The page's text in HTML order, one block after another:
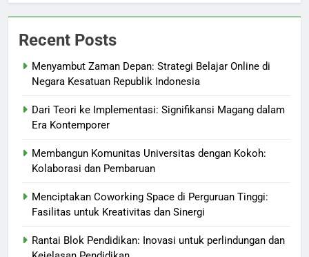
Recent Posts
Menyambut Zaman Depan: Strategi Belajar Online di
Negara Kesatuan Republik Indonesia
Dari Teori ke Implementasi: Signifikansi Magang dalam
Era Kontemporer
Membangun Komunitas Universitas dengan Kokoh:
Kolaborasi dan Pembaruan
Menciptakan Coworking Space di Perguruan Tinggi:
Fasilitas untuk Kreativitas dan Sinergi
Rantai Blok Pendidikan: Inovasi untuk perlindungan dan